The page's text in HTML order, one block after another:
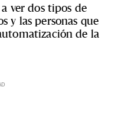
ver dos tipos de
y las personas que
de la